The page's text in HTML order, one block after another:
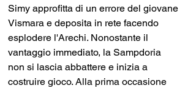
Simy approfitta di un errore del giovane
Vismara e deposita in rete facendo
esplodere l'Arechi. Nonostante il
vantaggio immediato, la Sampdoria
non si lascia abbattere e inizia a
costruire gioco. Alla prima occasione